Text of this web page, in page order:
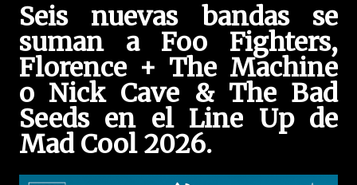
Seis nuevas bandas se
suman a Foo Fighters,
Florence + The Machine
o Nick Cave & The Bad
Seeds en el Line Up de
Mad Cool 2026.